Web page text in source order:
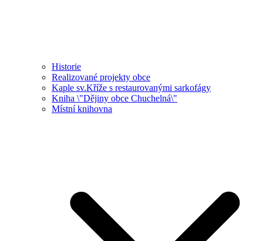
Historie
Realizované projekty obce
Kaple sv.Kříže s restaurovanými sarkofágy
Kniha \"Dějiny obce Chuchelná\"
Místní knihovna